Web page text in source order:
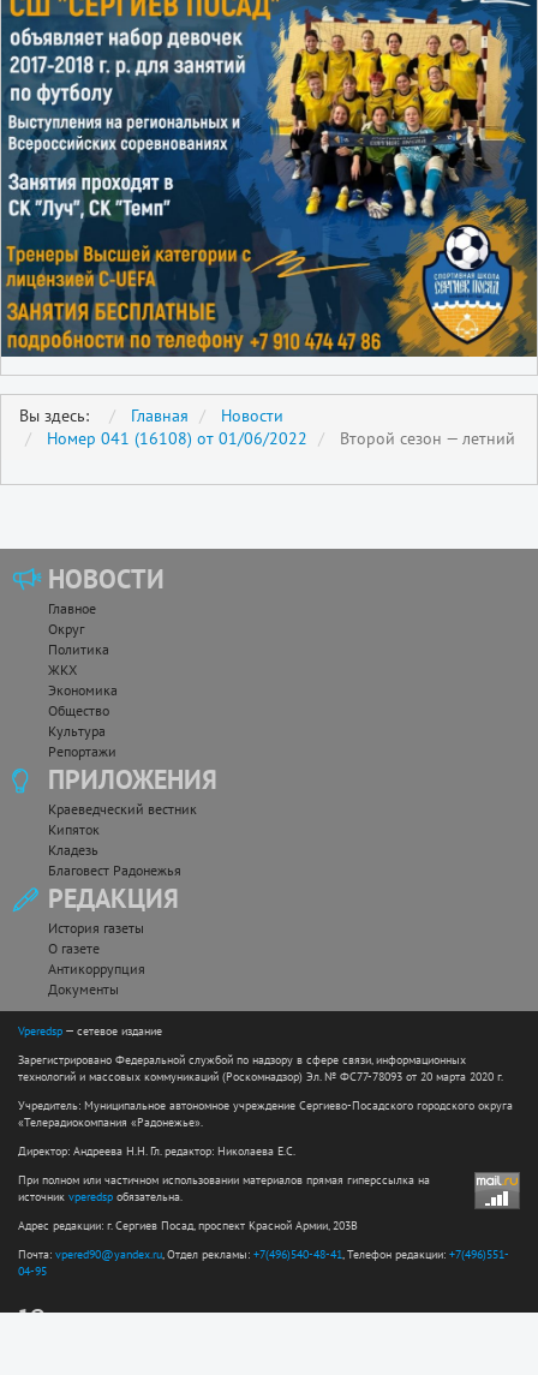
Вы здесь: Главная
Новости
Номер 041 (16108) от 01/06/2022
Второй сезон — летний
НОВОСТИ
Главное
Округ
Политика
ЖКХ
Экономика
Общество
Культура
Репортажи
ПРИЛОЖЕНИЯ
Краеведческий вестник
Кипяток
Кладезь
Благовест Радонежья
РЕДАКЦИЯ
История газеты
О газете
Антикоррупция
Документы
Vperedsp — сетевое издание
Зарегистрировано Федеральной службой по надзору в сфере связи, информационных
технологий и массовых коммуникаций (Роскомнадзор) Эл. № ФС77-78093 от 20 марта 2020 г.
Учредитель: Муниципальное автономное учреждение Сергиево-Посадского городского округа
«Телерадиокомпания «Радонежье».
Директор: Андреева Н.Н. Гл. редактор: Николаева Е.С.
При полном или частичном использовании материалов прямая гиперссылка на
источник vperedsp обязательна.
Адрес редакции: г. Сергиев Посад, проспект Красной Армии, 203В
Почта: vpered90@yandex.ru, Отдел рекламы: +7(496)540-48-41, Телефон редакции: +7(496)551-
04-95
12+